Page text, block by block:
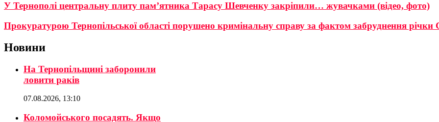
У Тернополі центральну плиту пам’ятника Тарасу Шевченку закріпили… жувачками (відео, фото)
Прокуратурою Тернопільської області порушено кримінальну справу за фактом забруднення річки
Новини
На Тернопільщині заборонили
ловити раків
07.08.2026, 13:10
Коломойського посадять. Якщо